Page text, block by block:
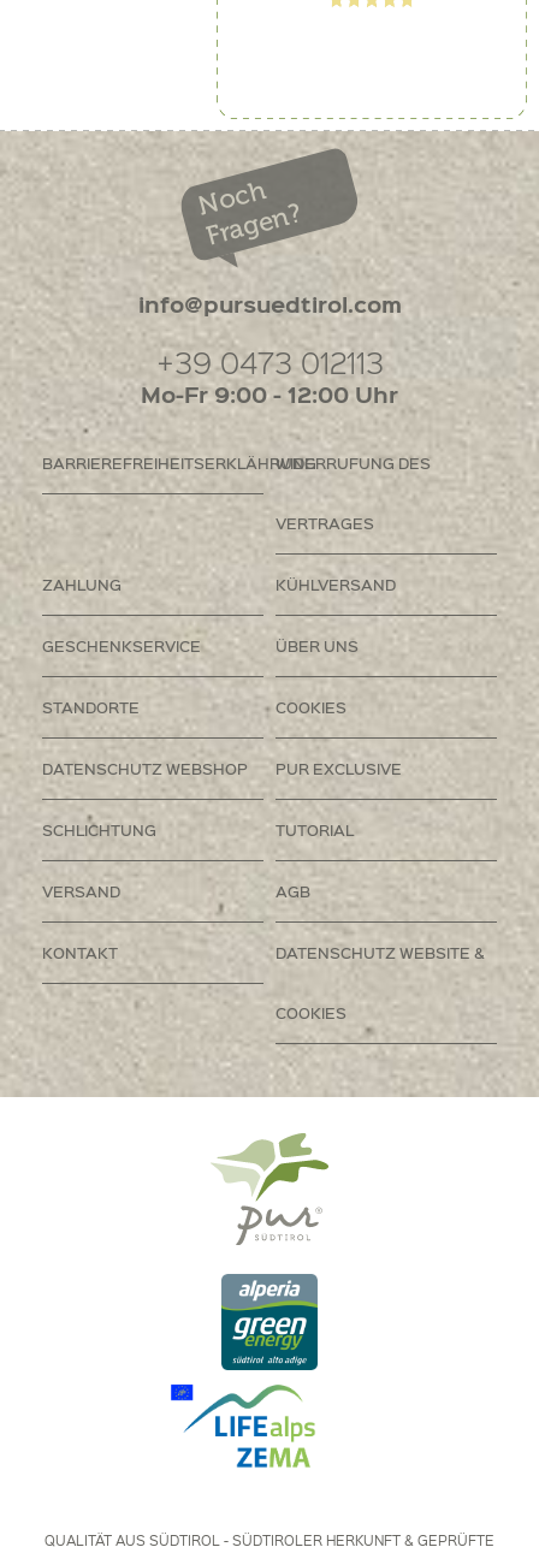
Noch
Fragen?
info@pursuedtirol.com
+39 0473 012113
Mo-Fr 9:00 - 12:00 Uhr
BARRIEREFREIHEITSERKLÄHRUNGWIDERRUFUNG DES
VERTRAGES
ZAHLUNG KÜHLVERSAND
GESCHENKSERVICE ÜBER UNS
STANDORTE COOKIES
DATENSCHUTZ WEBSHOP PUR EXCLUSIVE
SCHLICHTUNG TUTORIAL
VERSAND AGB
KONTAKT DATENSCHUTZ WEBSITE &
COOKIES
QUALITÄT AUS SÜDTIROL - SÜDTIROLER HERKUNFT & GEPRÜFTE